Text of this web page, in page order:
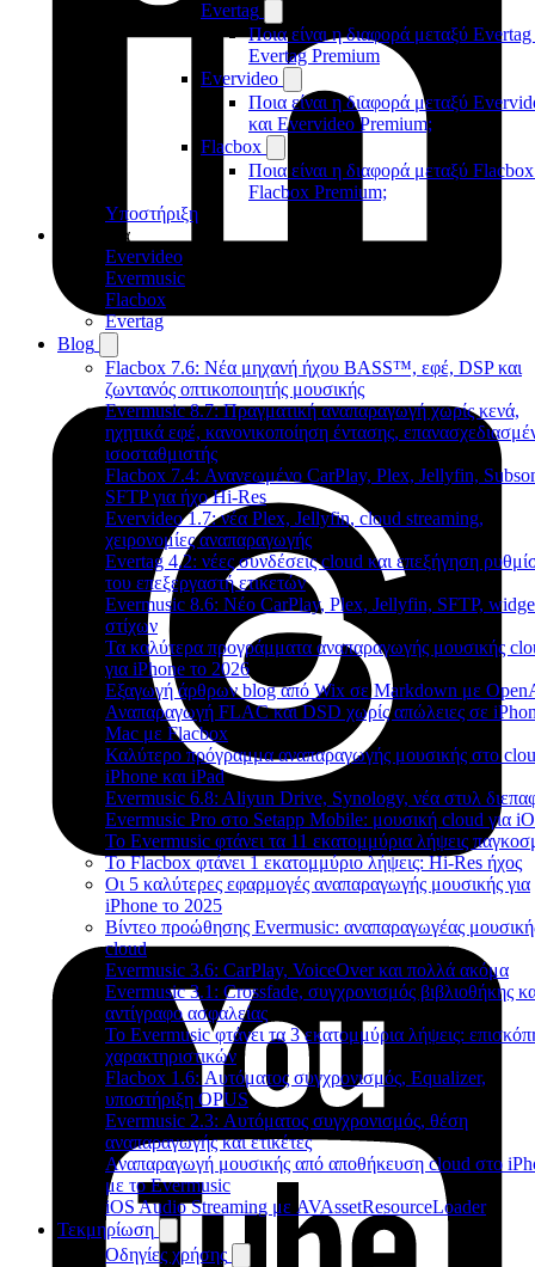
Evertag
Ποια είναι η διαφορά μεταξύ Evertag
Evertag Premium
Evervideo
Ποια είναι η διαφορά μεταξύ
και Evervideo Premium;
Flacbox
Ποια είναι η διαφορά μεταξύ Flacbox
Flacbox Premium;
Υποστήριξη
Προϊόντα
Evervideo
Evermusic
Flacbox
Evertag
Blog
Flacbox 7.6: Νέα μηχανή ήχου BASS™, εφέ, DSP και
ζωντανός οπτικοποιητής μουσικής
Evermusic 8.7: Πραγματική αναπαραγωγή χωρίς κενά,
ηχητικά εφέ, κανονικοποίηση έντασης,
ισοσταθμιστής
Flacbox 7.4: Ανανεωμένο CarPlay, Plex, Jellyfin,
SFTP για ήχο Hi-Res
Evervideo 1.7: νέα Plex, Jellyfin, cloud streaming,
χειρονομίες αναπαραγωγής
Evertag 4.2: νέες συνδέσεις cloud και επεξήγηση
του επεξεργαστή ετικετών
Evermusic 8.6: Νέο CarPlay, Plex, Jellyfin, SFTP,
στίχων
Τα καλύτερα προγράμματα αναπαραγωγής μουσικής
για iPhone το 2026
Εξαγωγή άρθρων blog από Wix σε Markdown με
Αναπαραγωγή FLAC και DSD χωρίς απώλειες σε
Mac με Flacbox
Καλύτερο πρόγραμμα αναπαραγωγής μουσικής στο
iPhone και iPad
Evermusic 6.8: Aliyun Drive, Synology, νέα στυλ
Evermusic Pro στο Setapp Mobile: μουσική cloud για
Το Evermusic φτάνει τα 11 εκατομμύρια λήψεις
Το Flacbox φτάνει 1 εκατομμύριο λήψεις: Hi-Res ήχος
Οι 5 καλύτερες εφαρμογές αναπαραγωγής μουσικής για
iPhone το 2025
Βίντεο προώθησης Evermusic: αναπαραγωγέας
cloud
Evermusic 3.6: CarPlay, VoiceOver και πολλά ακόμα
Evermusic 3.1: Crossfade, συγχρονισμός βιβλιοθήκης
αντίγραφο ασφαλείας
Το Evermusic φτάνει τα 3 εκατομμύρια λήψεις:
χαρακτηριστικών
Flacbox 1.6: Αυτόματος συγχρονισμός, Equalizer,
υποστήριξη OPUS
Evermusic 2.3: Αυτόματος συγχρονισμός, θέση
αναπαραγωγής και ετικέτες
Αναπαραγωγή μουσικής από αποθήκευση cloud στο
με το Evermusic
iOS Audio Streaming με AVAssetResourceLoader
Τεκμηρίωση
Οδηγίες χρήσης